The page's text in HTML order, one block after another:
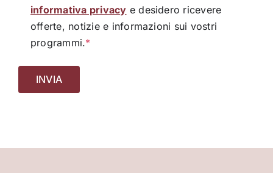
informativa privacy e desidero ricevere
offerte, notizie e informazioni sui vostri
programmi.*